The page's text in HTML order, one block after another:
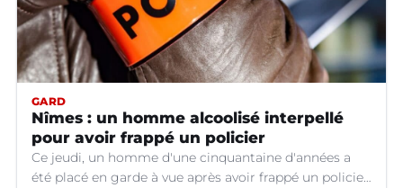
GARD
Nîmes : un homme alcoolisé interpellé
pour avoir frappé un policier
Ce jeudi, un homme d'une cinquantaine d'années a
été placé en garde à vue après avoir frappé un policier